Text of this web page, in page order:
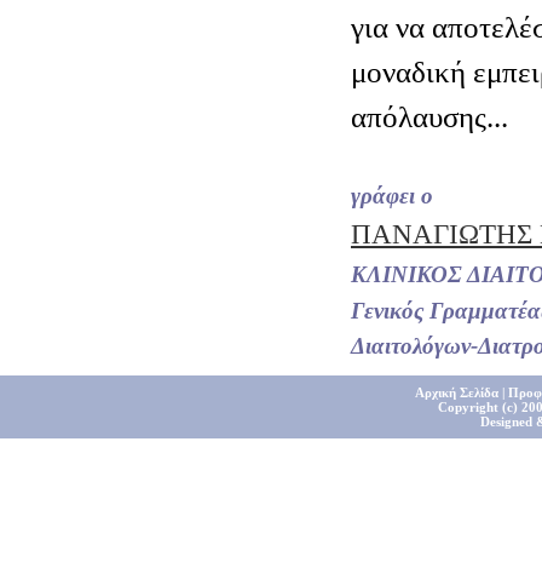
για να
μοναδική
απόλαυσης...
γράφει ο
ΠΑΝΑΓΙΩΤΗΣ
ΚΛΙΝΙΚΟΣ
Γενικός
Διαιτολόγων-
Αρχική Σελίδα|
Copyright (c)
Designed